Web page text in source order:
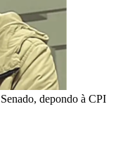
depondo à CPI